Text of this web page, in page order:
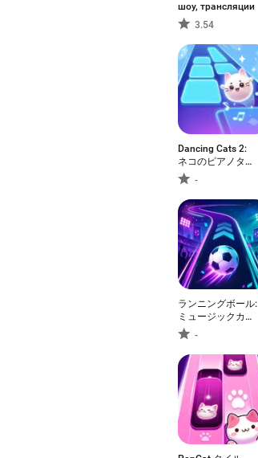
шоу, трансляции
3.54
Dancing Cats 2:
ネコのピアノタイ
ル
-
ランニングボール:
ミュージックカラ
ーダンス
-